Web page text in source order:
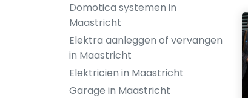
Domotica systemen in
Maastricht
Elektra aanleggen of vervangen
in Maastricht
Elektricien in Maastricht
Garage in Maastricht